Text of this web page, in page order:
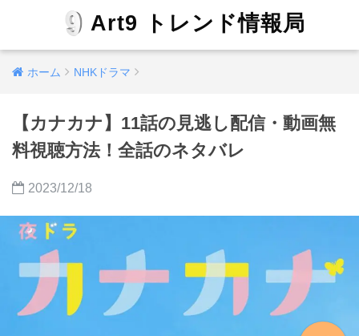
Art9 トレンド情報局
ホーム NHKドラマ
【カナカナ】11話の見逃し配信・動画無
料視聴方法！全話のネタバレ
2023/12/18